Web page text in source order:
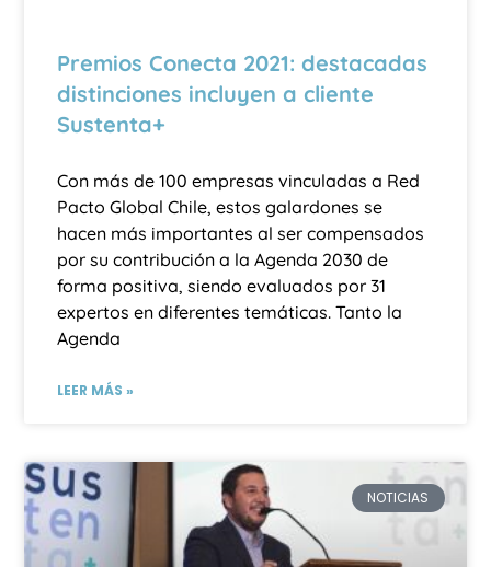
Premios Conecta 2021: destacadas
distinciones incluyen a cliente
Sustenta+
Con más de 100 empresas vinculadas a Red
Pacto Global Chile, estos galardones se
hacen más importantes al ser compensados
por su contribución a la Agenda 2030 de
forma positiva, siendo evaluados por 31
expertos en diferentes temáticas. Tanto la
Agenda
LEER MÁS »
NOTICIAS